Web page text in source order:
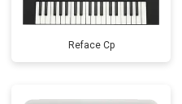
Reface Cp